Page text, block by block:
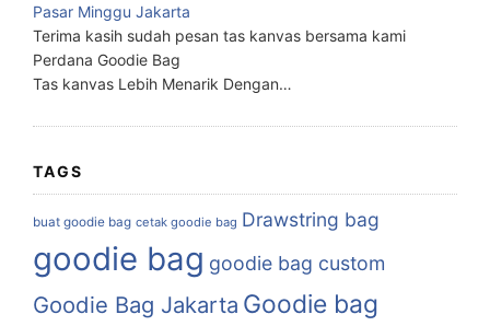
Pasar Minggu Jakarta
Terima kasih sudah pesan tas kanvas bersama kami
Perdana Goodie Bag
Tas kanvas Lebih Menarik Dengan…
TAGS
buat goodie bag cetak goodie bag Drawstring bag
goodie bag goodie bag custom
Goodie Bag Jakarta Goodie bag